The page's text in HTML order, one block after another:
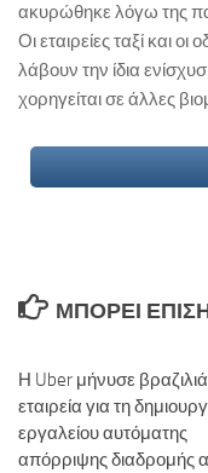
ακυρώθηκε λόγω της
Οι εταιρείες ταξί και
λάβουν την ίδια
χορηγείται σε άλλες
ΜΠΟΡΕΊ
Η Uber μήνυσε
εταιρεία για τη
εργαλείου αυτόματης
απόρριψης διαδρομής